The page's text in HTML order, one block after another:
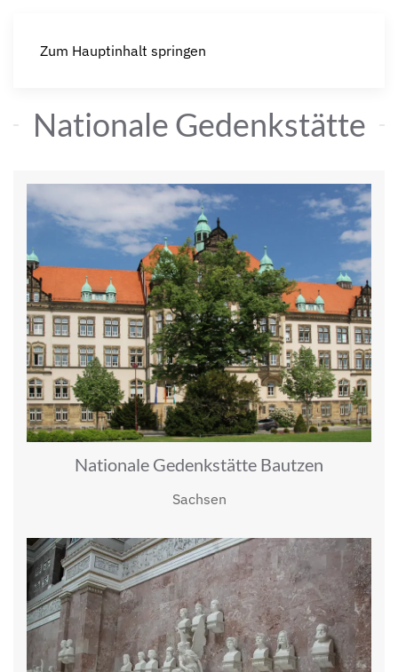
Zum Hauptinhalt springen
Nationale Gedenkstätte
Nationale Gedenkstätte Bautzen
Sachsen